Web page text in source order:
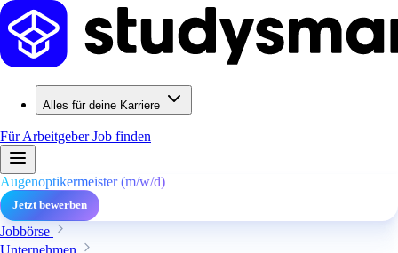
Alles für deine Karriere
Für ArbeitgeberJob finden
Augenoptikermeister (m/w/d)
Jetzt bewerben
Jobbörse
Unternehmen